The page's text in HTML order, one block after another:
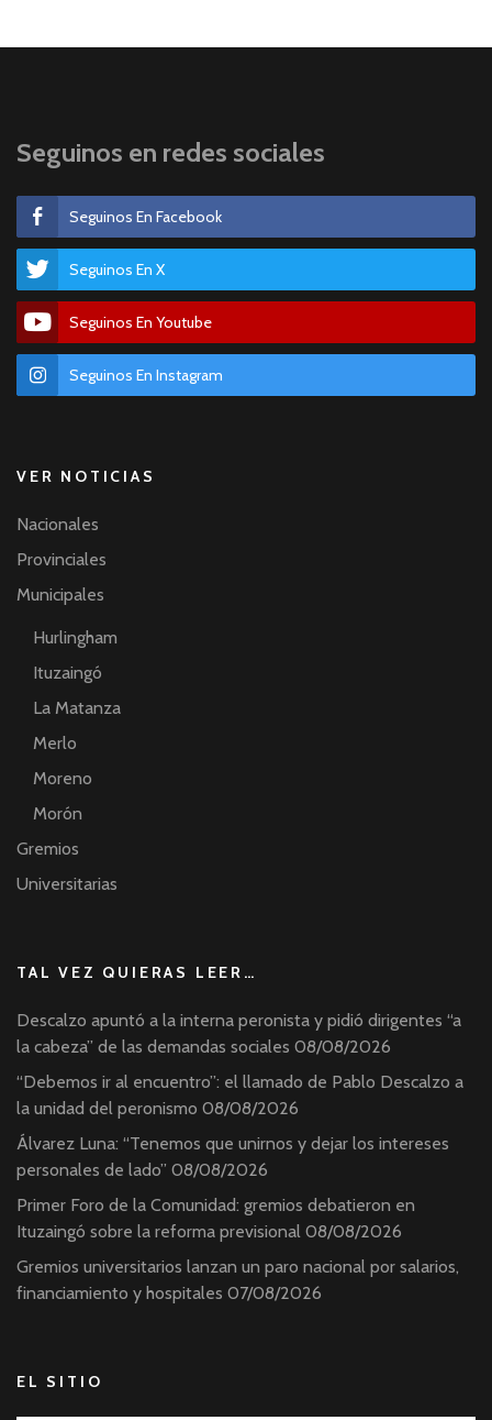
Seguinos en redes sociales
Seguinos En Facebook
Seguinos En X
Seguinos En Youtube
Seguinos En Instagram
VER NOTICIAS
Nacionales
Provinciales
Municipales
Hurlingham
Ituzaingó
La Matanza
Merlo
Moreno
Morón
Gremios
Universitarias
TAL VEZ QUIERAS LEER…
Descalzo apuntó a la interna peronista y pidió dirigentes “a
la cabeza” de las demandas sociales 08/08/2026
“Debemos ir al encuentro”: el llamado de Pablo Descalzo a
la unidad del peronismo 08/08/2026
Álvarez Luna: “Tenemos que unirnos y dejar los intereses
personales de lado” 08/08/2026
Primer Foro de la Comunidad: gremios debatieron en
Ituzaingó sobre la reforma previsional 08/08/2026
Gremios universitarios lanzan un paro nacional por salarios,
financiamiento y hospitales 07/08/2026
EL SITIO